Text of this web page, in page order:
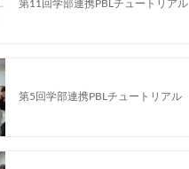
第11回学部連携PBLチュートリアル
第5回学部連携PBLチュートリアル